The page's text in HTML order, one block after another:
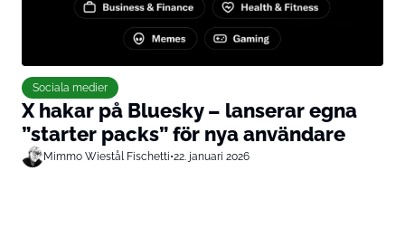
Sociala medier
X hakar på Bluesky – lanserar egna
”starter packs” för nya användare
Mimmo Wiestål Fischetti•22. januari 2026